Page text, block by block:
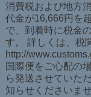
消費税および地方
代金が16,666円を
で、到着時に税金
す。 詳しくは、税
http://
国際便をご心配の
ら発送させていた
知らせくださいませ